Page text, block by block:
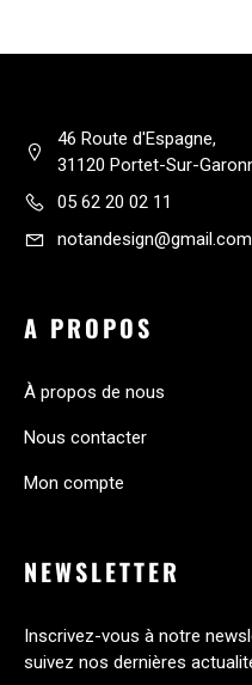
46 Route d'Espagne,
31120 Portet-Sur-
05 62 20 02 11
notandesign@gmail.com
A PROPOS
À propos de nous
Nous contacter
Mon compte
NEWSLETTER
Inscrivez-vous à notre
suivez nos dernières